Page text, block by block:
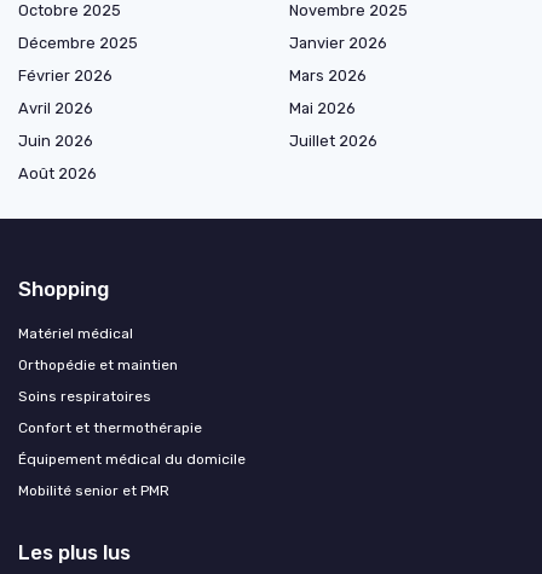
Octobre 2025
Novembre 2025
Décembre 2025
Janvier 2026
Février 2026
Mars 2026
Avril 2026
Mai 2026
Juin 2026
Juillet 2026
Août 2026
Shopping
Matériel médical
Orthopédie et maintien
Soins respiratoires
Confort et thermothérapie
Équipement médical du domicile
Mobilité senior et PMR
Les plus lus